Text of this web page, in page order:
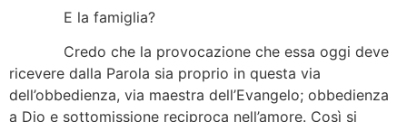
E la famiglia?
Credo che la provocazione che essa oggi deve
ricevere dalla Parola sia proprio in questa via
dell’obbedienza, via maestra dell’Evangelo; obbedienza
a Dio e sottomissione reciproca nell’amore. Così si